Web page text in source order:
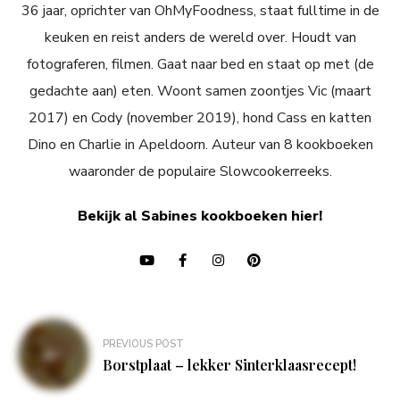
36 jaar, oprichter van OhMyFoodness, staat fulltime in de
keuken en reist anders de wereld over. Houdt van
fotograferen, filmen. Gaat naar bed en staat op met (de
gedachte aan) eten. Woont samen zoontjes Vic (maart
2017) en Cody (november 2019), hond Cass en katten
Dino en Charlie in Apeldoorn. Auteur van 8 kookboeken
waaronder de populaire Slowcookerreeks.
Bekijk al Sabines kookboeken hier!
Bericht
navigatie
PREVIOUS POST
Borstplaat – lekker Sinterklaasrecept!